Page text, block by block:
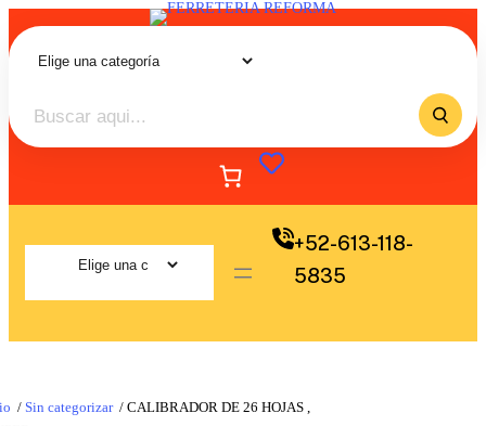
+52-613-118-
5835
/ Sin categorizar / CALIBRADOR DE 26 HOJAS ,